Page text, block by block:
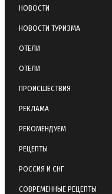
НОВОСТИ
НОВОСТИ ТУРИЗМА
ОТЕЛИ
ОТЕЛИ
ПРОИСШЕСТВИЯ
РЕКЛАМА
РЕКОМЕНДУЕМ
РЕЦЕПТЫ
РОССИЯ И СНГ
СОВРЕМЕННЫЕ РЕЦЕПТЫ